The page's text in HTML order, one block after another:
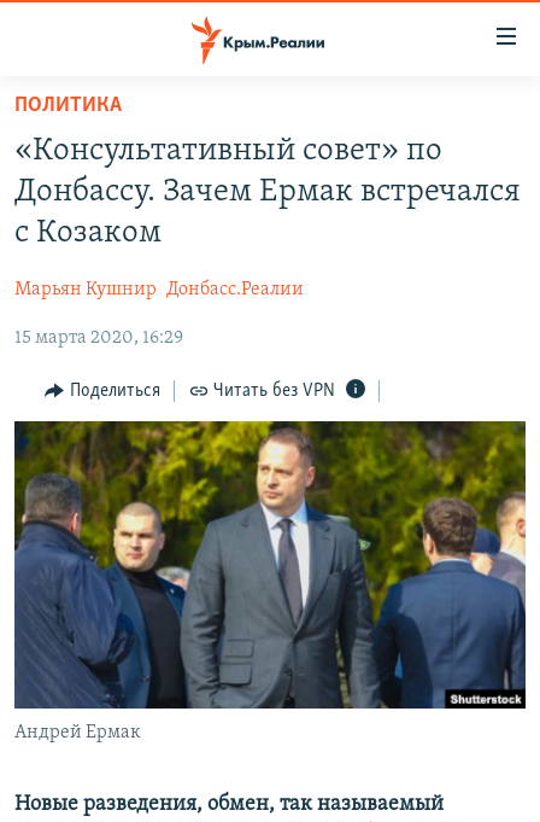
Вернуться
основному
содержанию
Вернутся
главной
навигации
Вернутся
поиску
СПЕЦПРОЕКТЫ
ГРУЗ 200
11 ЛЕТ ОККУПАЦИИ КРЫМА. 11 ИСТОРИЙ СОПРОТИВЛЕНИЯ
ВОДА
ЕЩЕ
ИНТЕРАКТИВ
ИНФОГРАФИКА
ТЕЛЕПРОЕКТ КРЫМ.РЕАЛИИ
СОВЕТЫ ПРАВОЗАЩИТНИКОВ
ПРОПАВШИЕ БЕЗ ВЕСТИ
ПОБЕДИТЕЛЕЙ НЕ СУДЯТ?
КРЫМ.НЕПОКОРЕННЫЙ
ELIFBE
УКРАИНСКАЯ ПРОБЛЕМА КРЫМА
РАДІО СВОБОДА
КАК ОБОЙТИ БЛОКИРОВКУ
Українською
Qırımtatar
ПРИСОЕДИНЯЙТЕСЬ!
Все сайты RFE/RL
ПОЛИТИКА
«Консультативный совет» по
Донбассу. Зачем Ермак встречался
с Козаком
Марьян Кушнир Донбасс.Реалии
15 марта 2020, 16:29
Поделиться Читать без VPN
Андрей Ермак
Новые разведения, обмен, так называемый